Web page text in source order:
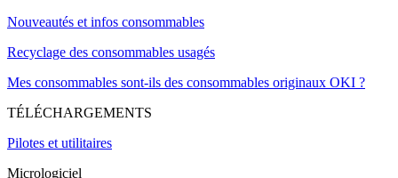
Nouveautés et infos consommables
Recyclage des consommables usagés
Mes consommables sont-ils des consommables originaux OKI ?
TÉLÉCHARGEMENTS
Pilotes et utilitaires
Micrologiciel